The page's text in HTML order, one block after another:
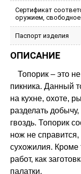
Сертификат
оружием,
Паспорт изделия
ОПИСАНИЕ
Топорик – это
пикника. Данный
на кухне, охоте,
разделать
гвоздь. Топорик
нож не справится,
сухожилия. Кроме
работ, как
палатки.